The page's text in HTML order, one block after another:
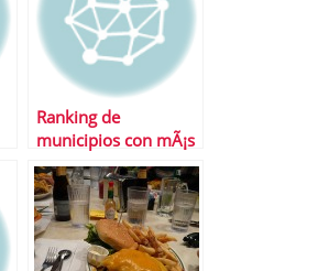
Ranking de
municipios con mÃ¡s
impuestos